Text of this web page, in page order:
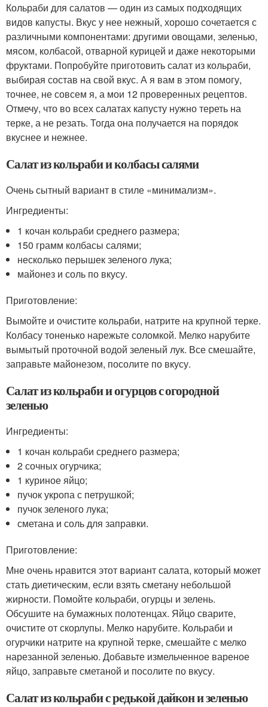
Кольраби для салатов — один из самых подходящих
видов капусты. Вкус у нее нежный, хорошо сочетается с
различными компонентами: другими овощами, зеленью,
мясом, колбасой, отварной курицей и даже некоторыми
фруктами. Попробуйте приготовить салат из кольраби,
выбирая состав на свой вкус. А я вам в этом помогу,
точнее, не совсем я, а мои 12 проверенных рецептов.
Отмечу, что во всех салатах капусту нужно тереть на
терке, а не резать. Тогда она получается на порядок
вкуснее и нежнее.
Салат из кольраби и колбасы салями
Очень сытный вариант в стиле «минимализм».
Ингредиенты:
1 кочан кольраби среднего размера;
150 грамм колбасы салями;
несколько перышек зеленого лука;
майонез и соль по вкусу.
Приготовление:
Вымойте и очистите кольраби, натрите на крупной терке.
Колбасу тоненько нарежьте соломкой. Мелко нарубите
вымытый проточной водой зеленый лук. Все смешайте,
заправьте майонезом, посолите по вкусу.
Салат из кольраби и огурцов с огородной
зеленью
Ингредиенты:
1 кочан кольраби среднего размера;
2 сочных огурчика;
1 куриное яйцо;
пучок укропа с петрушкой;
пучок зеленого лука;
сметана и соль для заправки.
Приготовление:
Мне очень нравится этот вариант салата, который может
стать диетическим, если взять сметану небольшой
жирности. Помойте кольраби, огурцы и зелень.
Обсушите на бумажных полотенцах. Яйцо сварите,
очистите от скорлупы. Мелко нарубите. Кольраби и
огурчики натрите на крупной терке, смешайте с мелко
нарезанной зеленью. Добавьте измельченное вареное
яйцо, заправьте сметаной и посолите по вкусу.
Салат из кольраби с редькой дайкон и зеленью